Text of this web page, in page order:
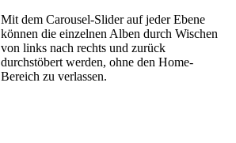
Mit dem Carousel-Slider auf jeder Ebene
können die einzelnen Alben durch Wischen
von links nach rechts und zurück
durchstöbert werden, ohne den Home-
Bereich zu verlassen.